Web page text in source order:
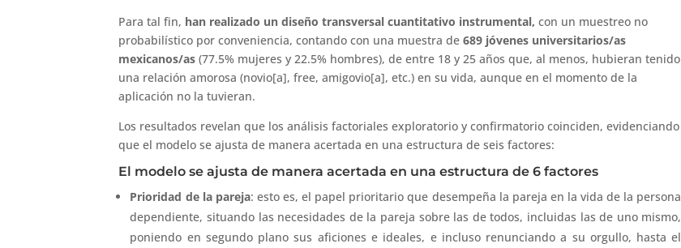
Para tal fin, han realizado un diseño transversal cuantitativo instrumental, con un muestreo no
probabilístico por conveniencia, contando con una muestra de689 jóvenes universitarios/as
mexicanos/as(77.5% mujeres y 22.5% hombres), de entre 18 y 25 años que, al menos, hubieran tenido
una relación amorosa (novio[a], free, amigovio[a], etc.) en su vida, aunque en el momento de la
aplicación no la tuvieran.
Los resultados revelan que los análisis factoriales exploratorio y confirmatorio coinciden, evidenciando
que el modelo se ajusta de manera acertada en una estructura de seis factores:
El modelo se ajusta de manera acertada en una estructura de 6 factores
Prioridad de la pareja: esto es, el papel prioritario que desempeña la pareja en la vida de la persona
dependiente, situando las necesidades de la pareja sobre las de todos, incluidas las de uno mismo,
poniendo en segundo plano sus aficiones e ideales, e incluso renunciando a su orgullo, hasta el